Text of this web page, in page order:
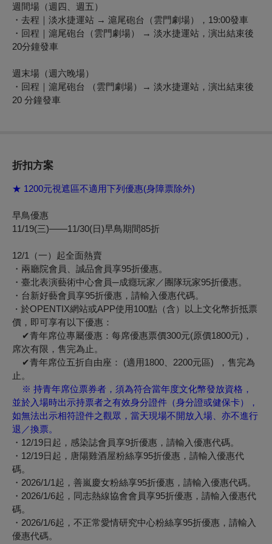
週間場（週四、週五）
・去程｜淡水捷運站 → 滬尾砲台（雲門劇場），19:00發車
・回程｜滬尾砲台（雲門劇場） → 淡水捷運站，演出結束後
20分鐘發車
週末場（週六晚場）
・回程｜滬尾砲台 （雲門劇場）→ 淡水捷運站，演出結束後
20 分鐘發車
折扣方案
★ 1200元視遮區不適用下列優惠(身障票除外)
早鳥優惠
11/19(三)——11/30(日)早鳥期間85折
12/1
（一）起全面熱賣
・兩廳院會員、誠品會員享95折優惠。
・臺北表演藝術中心會員─成癮玩家／團隊玩家95折優惠。
・台新好藝會員享95折優惠，請輸入優惠代碼。
・ 於OPENTIX網站或APP使用100點（含）以上文化幣折抵票
價，即可享有以下優惠：
✔青年席位專屬優惠：每席優惠票價300元(原價1800元)，
席次有限，售完為止。
✔青年席位五折自由座： (適用1800、2200元區) ，售完為
止。
※ 持青年席位票券者，須為符合當年度文化幣發放資格，
並於入場時出示持票者之有效身分證件（身分證或健保卡），
如無法出示相符證件之觀眾，當天現場不開放入場、亦不進行
退／換票。
・12/19日起，感染誌會員享9折優惠，請輸入優惠代碼。
・12/19日起，唐陽雞酒屋粉絲享95折優惠，請輸入優惠代
碼。
・2026/1/1起，善嵐慶女粉絲享95折優惠，請輸入優惠代碼。
・2026/1/6起，同志熱線協會會員享95折優惠，請輸入優惠代
碼。
・2026/1/6起，不正常愛情研究中心粉絲享95折優惠，請輸入
優惠代碼。